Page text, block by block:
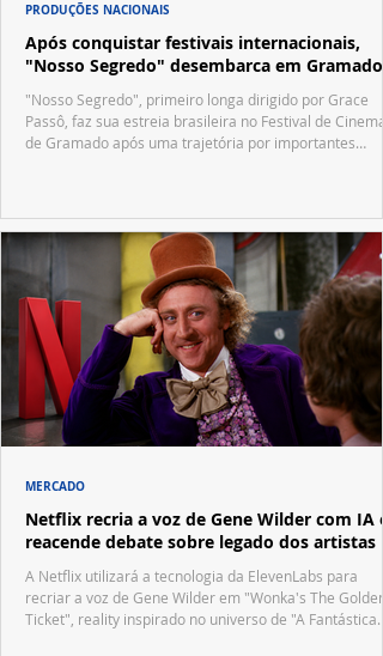
Após conquistar festivais internacionais,
"Nosso Segredo" desembarca em Gramado
"Nosso Segredo", primeiro longa dirigido por Grace
Passô, faz sua estreia brasileira no Festival de Cinema
de Gramado após uma trajetória por importantes
PRODUÇÕES NACIONAIS
Netflix recria a voz de Gene Wilder com IA e
reacende debate sobre legado dos artistas
A Netflix utilizará a tecnologia da ElevenLabs para
recriar a voz de Gene Wilder em "Wonka's The Golden
Ticket", reality inspirado no universo de "A Fantástica
MERCADO